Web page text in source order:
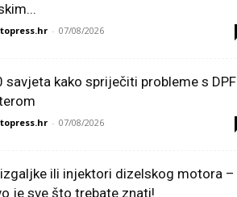
- 07/08/2026
savjeta kako spriječiti probleme s DPF
- 07/08/2026
ili injektori dizelskog motora –
je sve što trebate znati!